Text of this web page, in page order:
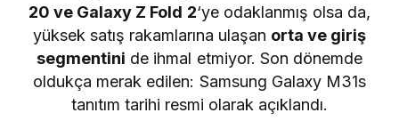
20 ve Galaxy Z Fold 2‘ye odaklanmış olsa da,
yüksek satış rakamlarına ulaşan orta ve giriş
segmentini de ihmal etmiyor. Son dönemde
oldukça merak edilen: Samsung Galaxy M31s
tanıtım tarihi resmi olarak açıklandı.